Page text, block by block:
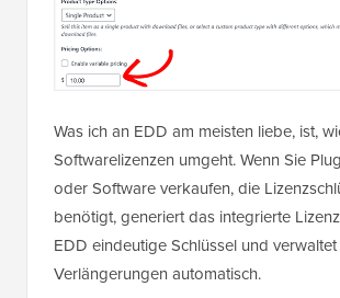
Was ich an EDD am meisten liebe, ist,
Softwarelizenzen umgeht. Wenn Sie
oder Software verkaufen, die
benötigt, generiert das integrierte
EDD eindeutige Schlüssel und verwaltet
Verlängerungen automatisch.